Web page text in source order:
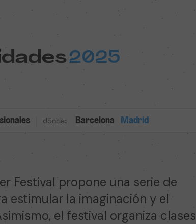
2025
dónde: Barcelona Madrid
Festival propone una serie de
estimular la imaginación y el
el festival organiza clases